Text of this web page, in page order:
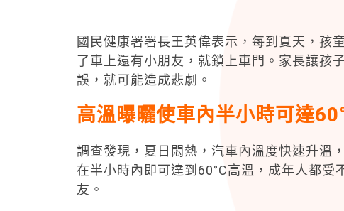
國民健康署署長王英偉表示，每到夏天，孩
了車上還有小朋友，就鎖上車門。家長讓孩
誤，就可能造成悲劇。
高溫曝曬使車內半小時可達60
調查發現，夏日悶熱，汽車內溫度快速升溫
在半小時內即可達到60°C高溫，成年人都
友。